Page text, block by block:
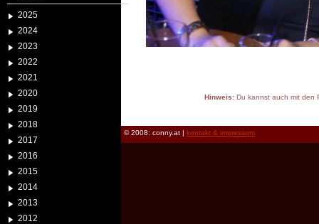
2025
2024
2023
2022
2021
2020
2019
2018
2017
2016
2015
2014
2013
2012
Hinweis:Du kannst auch mit den
© 2008: conny.at | kontakt & impressum